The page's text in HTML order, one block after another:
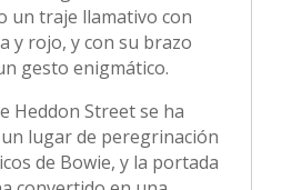
un traje llamativo con
y rojo, y con su brazo
gesto enigmático.
Heddon Street se ha
lugar de peregrinación
de Bowie, y la portada